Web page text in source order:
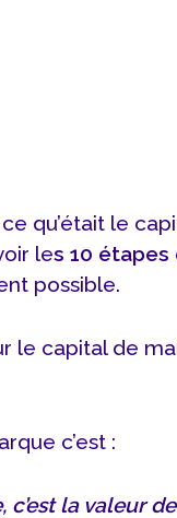
qu’était le
les 10
possible.
le capital de
c’est :
c’est la valeur